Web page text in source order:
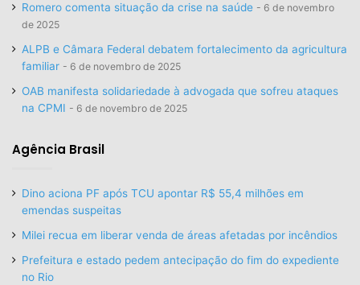
Romero comenta situação da crise na saúde
6 de novembro
de 2025
ALPB e Câmara Federal debatem fortalecimento da agricultura
familiar
6 de novembro de 2025
OAB manifesta solidariedade à advogada que sofreu ataques
na CPMI
6 de novembro de 2025
Agência Brasil
Dino aciona PF após TCU apontar R$ 55,4 milhões em
emendas suspeitas
Milei recua em liberar venda de áreas afetadas por incêndios
Prefeitura e estado pedem antecipação do fim do expediente
no Rio